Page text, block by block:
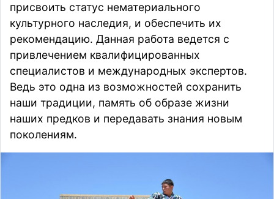
присвоить статус нематериального
культурного наследия, и обеспечить их
рекомендацию. Данная работа ведется с
привлечением квалифицированных
специалистов и международных экспертов.
Ведь это одна из возможностей сохранить
наши традиции, память об образе жизни
наших предков и передавать знания новым
поколениям.